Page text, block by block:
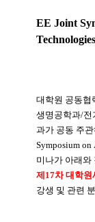
5th
EE Joint
Technologies
대학원 공동협
생명공학과/전
과가 공동 주
Symposium on
미나가 아래와
제17차 대학원
강생 및 관련